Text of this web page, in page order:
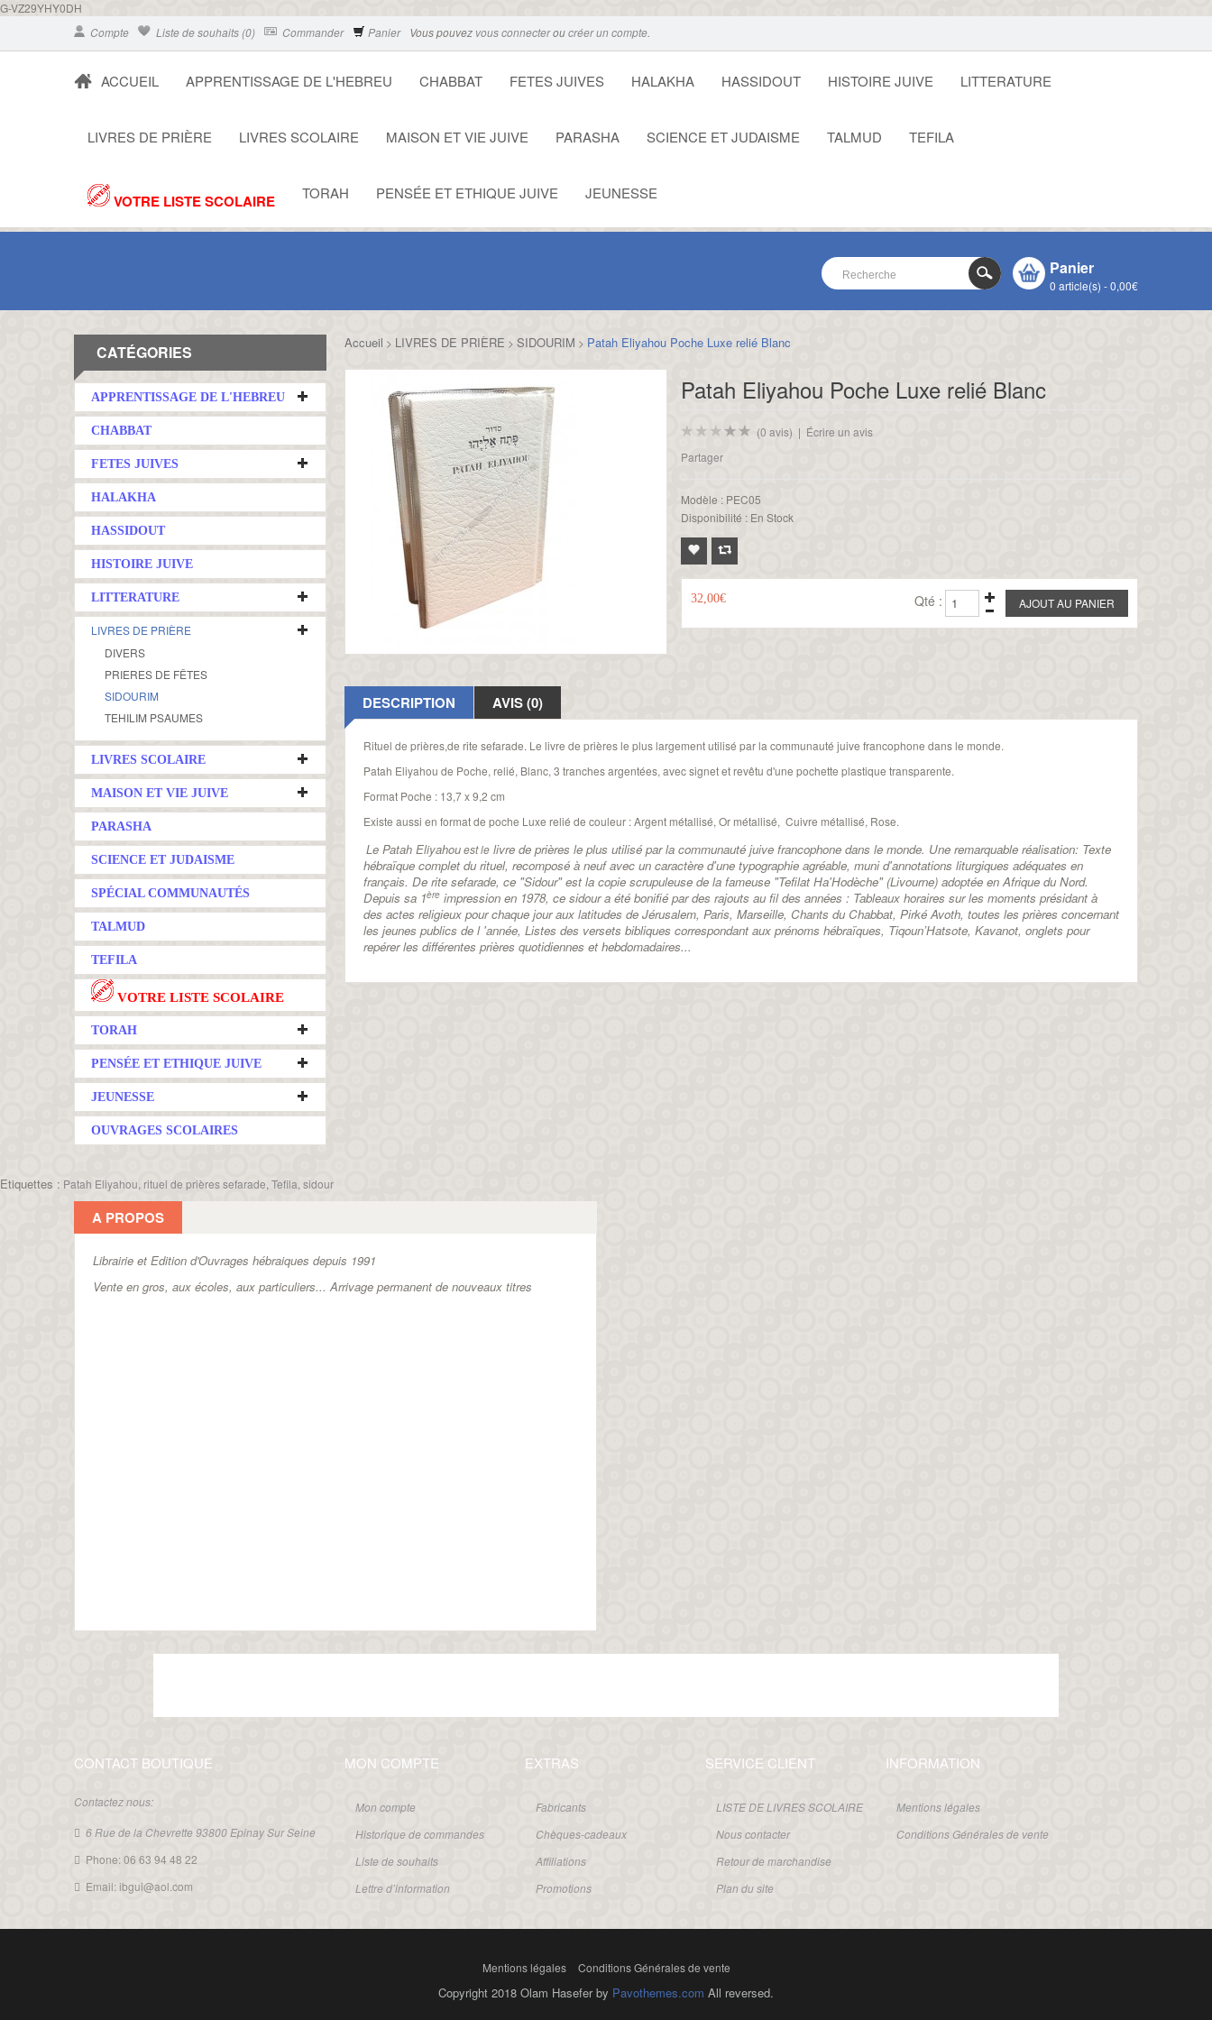
G-VZ29YHY0DH
Compte
Liste de souhaits (0) Commander Panier Vous pouvez vous connecteroucréer un compte.
ACCUEIL APPRENTISSAGE DE L'HEBREU CHABBAT FETES JUIVES HALAKHA HASSIDOUT HISTOIRE JUIVE LITTERATURE
LIVRES DE PRIÈRE LIVRES SCOLAIRE MAISON ET VIE JUIVE PARASHA SCIENCE ET JUDAISME TALMUD TEFILA
VOTRE LISTE SCOLAIRE TORAH PENSÉE ET ETHIQUE JUIVE JEUNESSE
Panier
0 article(s) - 0,00€
CATÉGORIES
APPRENTISSAGE DE L'HEBREU
CHABBAT
FETES JUIVES
HALAKHA
HASSIDOUT
HISTOIRE JUIVE
LITTERATURE
LIVRES DE PRIÈRE
DIVERS
PRIERES DE FÊTES
SIDOURIM
TEHILIM PSAUMES
LIVRES SCOLAIRE
MAISON ET VIE JUIVE
PARASHA
SCIENCE ET JUDAISME
SPÉCIAL COMMUNAUTÉS
TALMUD
TEFILA
VOTRE LISTE SCOLAIRE
TORAH
PENSÉE ET ETHIQUE JUIVE
JEUNESSE
OUVRAGES SCOLAIRES
Accueil > LIVRES DE PRIÈRE > SIDOURIM > Patah Eliyahou Poche Luxe relié Blanc
Patah Eliyahou Poche Luxe relié Blanc
(0 avis) | Écrire un avis
Partager
Modèle :PEC05
Disponibilité :En Stock
32,00€ Qté :
DESCRIPTION AVIS (0)
Rituel de prières,de rite sefarade. Le livre de prières le plus largement utilisé par la communauté juive francophone dans le monde.
Patah Eliyahou de Poche, relié, Blanc, 3 tranches argentées, avec signet et revêtu d'une pochette plastique transparente.
Format Poche : 13,7 x 9,2 cm
Existe aussi en format de poche Luxe relié de couleur : Argent métallisé, Or métallisé, Cuivre métallisé, Rose.
Le Patah Eliyahouest le livre de prières le plus utilisé par la communauté juive francophone dans le monde. Une remarquable réalisation: Texte
hébraïque complet du rituel, recomposé à neuf avec un caractère d'une typographie agréable, muni d'annotations liturgiques adéquates en
français. De rite sefarade, ce "Sidour" est la copie scrupuleuse de la fameuse "Tefilat Ha'Hodèche" (Livourne) adoptée en Afrique du Nord.
Depuis sa 1ère impression en 1978, ce sidour a été bonifié par des rajouts au fil des années : Tableaux horaires sur les moments présidant à
des actes religieux pour chaque jour aux latitudes de Jérusalem, Paris, Marseille, Chants du Chabbat, Pirké Avoth, toutes les prières concernant
les jeunes publics de l 'année, Listes des versets bibliques correspondant aux prénoms hébraïques, Tiqoun’Hatsote, Kavanot, onglets pour
repérer les différentes prières quotidiennes et hebdomadaires...
Etiquettes : Patah Eliyahou rituel de prières sefarade Tefila, sidour
A PROPOS
Librairie et Edition d'Ouvrages hébraiques depuis 1991
Vente en gros, aux écoles, aux particuliers...Arrivage permanent de nouveaux titres
CONTACT BOUTIQUE
Contactez nous:
6 Rue de la Chevrette 93800 Epinay Sur Seine
Phone: 06 63 94 48 22
Email: ibgui@aol.com
MON COMPTE
Mon compte
Historique de commandes
Liste de souhaits
Lettre d’information
EXTRAS
Fabricants
Chèques-cadeaux
Affiliations
Promotions
SERVICE CLIENT
LISTE DE LIVRES SCOLAIRE
Nous contacter
Retour de marchandise
Plan du site
INFORMATION
Mentions légales
Conditions Générales de vente
Mentions légales Conditions Générales de vente
Copyright 2018 Olam Hasefer by Pavothemes.com All reversed.